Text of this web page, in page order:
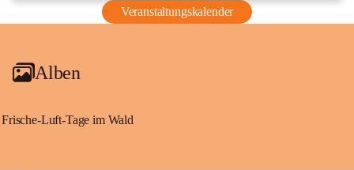
Veranstaltungskalender
Alben
Frische-Luft-Tage im Wald